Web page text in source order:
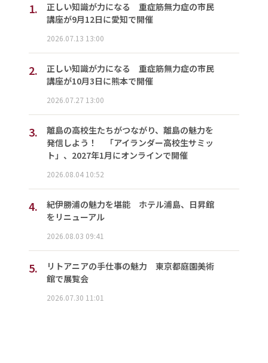
1.
正しい知識が力になる 重症筋無力症の市民
講座が9月12日に愛知で開催
2026.07.13 13:00
2.
正しい知識が力になる 重症筋無力症の市民
講座が10月3日に熊本で開催
2026.07.27 13:00
3.
離島の高校生たちがつながり、離島の魅力を
発信しよう！ 「アイランダー高校生サミッ
ト」、2027年1月にオンラインで開催
2026.08.04 10:52
4.
紀伊勝浦の魅力を堪能 ホテル浦島、日昇館
をリニューアル
2026.08.03 09:41
5.
リトアニアの手仕事の魅力 東京都庭園美術
館で展覧会
2026.07.30 11:01